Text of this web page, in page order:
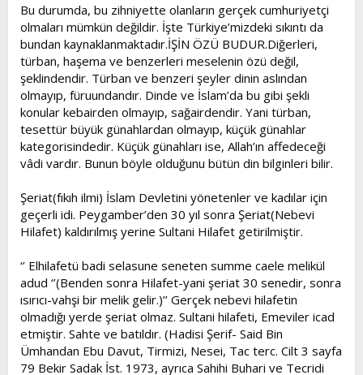
Bu durumda, bu zihniyette olanların gerçek cumhuriyetçi
olmaları mümkün değildir. İşte Türkiye’mizdeki sıkıntı da
bundan kaynaklanmaktadır.İŞİN ÖZÜ BUDUR.Diğerleri,
türban, haşema ve benzerleri meselenin özü değil,
şeklindendir. Türban ve benzeri şeyler dinin aslından
olmayıp, füruundandır. Dinde ve İslam’da bu gibi şekli
konular kebairden olmayıp, sağairdendir. Yani türban,
tesettür büyük günahlardan olmayıp, küçük günahlar
kategorisindedir. Küçük günahları ise, Allah’ın affedeceği
vâdi vardır. Bunun böyle olduğunu bütün din bilginleri bilir.
Şeriat(fıkıh ilmi) İslam Devletini yönetenler ve kadılar için
geçerli idi. Peygamber’den 30 yıl sonra Şeriat(Nebevi
Hilafet) kaldırılmış yerine Sultani Hilafet getirilmiştir.
‘’ Elhilafetü badi selasune seneten summe caele melikül
adud ‘’(Benden sonra Hilafet-yani şeriat 30 senedir, sonra
ısırıcı-vahşi bir melik gelir.)’’ Gerçek nebevi hilafetin
olmadığı yerde şeriat olmaz. Sultani hilafeti, Emeviler icad
etmiştir. Sahte ve batıldır. (Hadisi Şerif- Said Bin
Ümhandan Ebu Davut, Tirmizi, Nesei, Tac terc. Cilt 3 sayfa
79 Bekir Sadak İst. 1973, ayrıca Sahihi Buhari ve Tecridi